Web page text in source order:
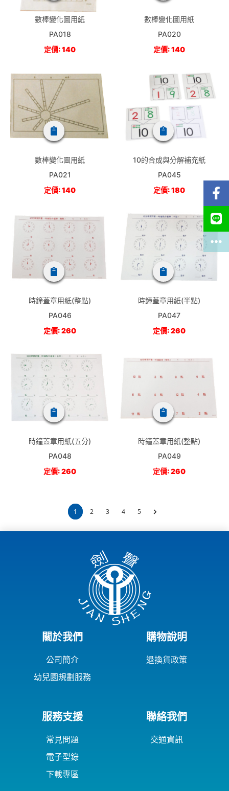
數棒變化圖用紙
PA018
定價: 140
數棒變化圖用紙
PA020
定價: 140
數棒變化圖用紙
PA021
定價: 140
10的合成與分解補充紙
PA045
定價: 180
時鐘蓋章用紙(整點)
PA046
定價: 260
時鐘蓋章用紙(半點)
PA047
定價: 260
時鐘蓋章用紙(五分)
PA048
定價: 260
時鐘蓋章用紙(整點)
PA049
定價: 260
1 2 3 4 5
關於我們
公司簡介
幼兒園規劃服務
購物說明
退換貨政策
服務支援
常見問題
電子型錄
下載專區
聯絡我們
交通資訊